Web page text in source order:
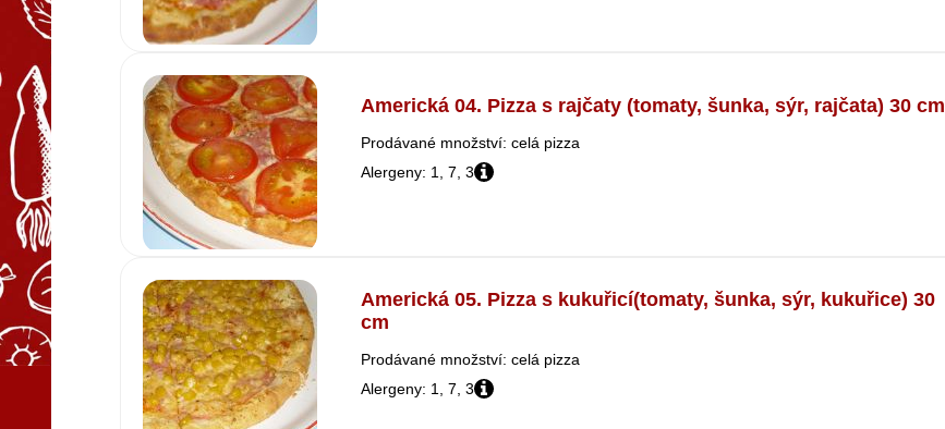
Americká 04. Pizza s rajčaty (tomaty, šunka, sýr, rajčata) 30 cm
Prodávané množství: celá pizza
Alergeny: 1, 7, 3
Americká 05. Pizza s kukuřicí(tomaty, šunka, sýr, kukuřice) 30
cm
Prodávané množství: celá pizza
Alergeny: 1, 7, 3